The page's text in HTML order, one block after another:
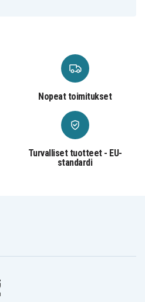
Nopeat toimitukset
Turvalliset tuotteet - EU-
standardi